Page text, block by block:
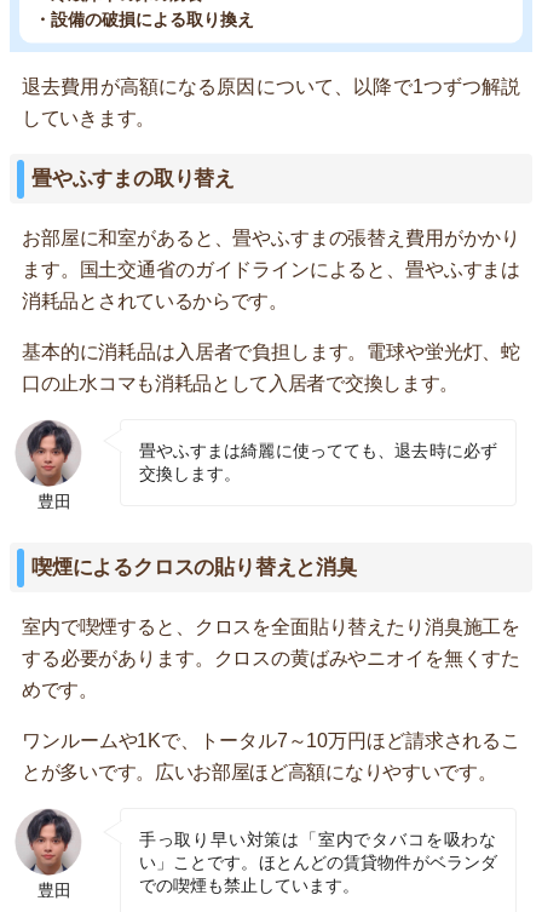
・設備の破損による取り換え
退去費用が高額になる原因について、以降で1つずつ解説
していきます。
畳やふすまの取り替え
お部屋に和室があると、畳やふすまの張替え費用がかかり
ます。国土交通省のガイドラインによると、畳やふすまは
消耗品とされているからです。
基本的に消耗品は入居者で負担します。電球や蛍光灯、蛇
口の止水コマも消耗品として入居者で交換します。
豊田
畳やふすまは綺麗に使ってても、退去時に必ず
交換します。
喫煙によるクロスの貼り替えと消臭
室内で喫煙すると、クロスを全面貼り替えたり消臭施工を
する必要があります。クロスの黄ばみやニオイを無くすた
めです。
ワンルームや1Kで、トータル7～10万円ほど請求されるこ
とが多いです。広いお部屋ほど高額になりやすいです。
豊田
手っ取り早い対策は「室内でタバコを吸わな
い」ことです。ほとんどの賃貸物件がベランダ
での喫煙も禁止しています。